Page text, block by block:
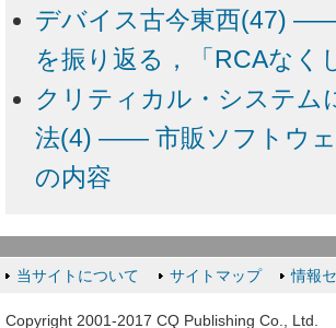
デバイス古今東西(47)
を振り返る，「RCAなく
クリティカル・システム
法(4) ―― 市販ソフトウ
の内容
当サイトについて サイトマップ 情報
Copyright 2001-2017 CQ Publishing Co., Ltd.